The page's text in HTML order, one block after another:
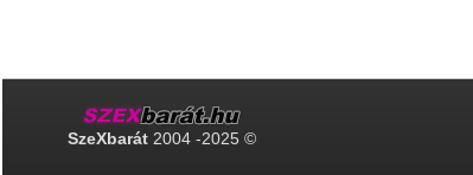
SzeXbarát 2004 -2025 ©